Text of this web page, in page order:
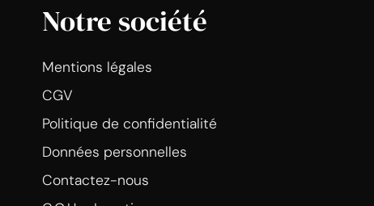
Notre société
Mentions légales
CGV
Politique de confidentialité
Données personnelles
Contactez-nous